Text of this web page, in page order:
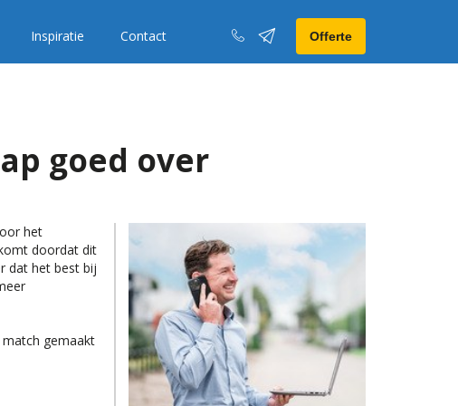
Inspiratie Contact Offerte
goed over
het
doordat dit
dat het best bij
gemaakt